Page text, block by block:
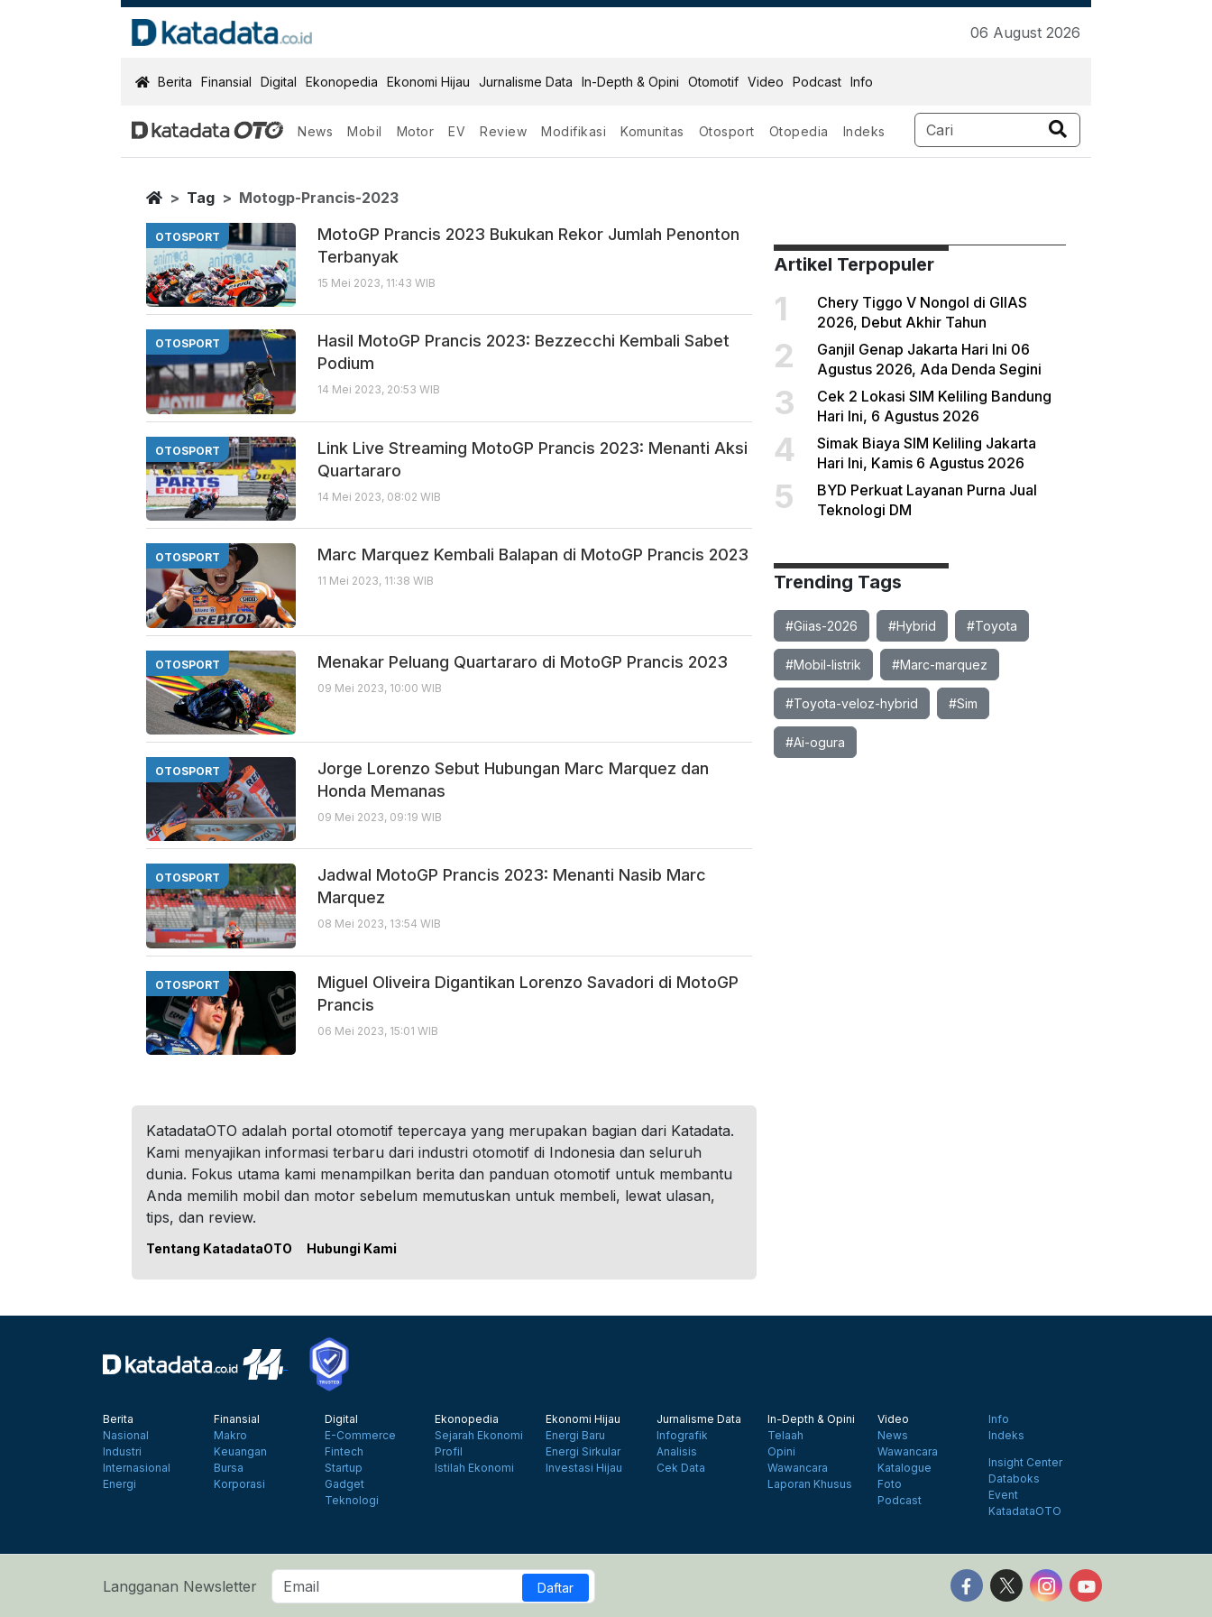
06 August 2026
KatadataOTO
Berita Finansial Digital Ekonopedia Ekonomi Hijau Jurnalisme Data In-Depth & Opini Otomotif Video Podcast Info
News Mobil Motor EV Review Modifikasi Komunitas Otosport Otopedia Indeks
Motogp Prancis 2023
Berita Terbaru
Home
Tag Motogp-Prancis-2023
OTOSPORT
MotoGP Prancis 2023 Bukukan Rekor Jumlah Penonton
Terbanyak
15 Mei 2023, 11:43 WIB
OTOSPORT
Hasil MotoGP Prancis 2023: Bezzecchi Kembali Sabet
Podium
14 Mei 2023, 20:53 WIB
OTOSPORT
Link Live Streaming MotoGP Prancis 2023: Menanti Aksi
Quartararo
14 Mei 2023, 08:02 WIB
OTOSPORT Marc Marquez Kembali Balapan di MotoGP Prancis 2023
11 Mei 2023, 11:38 WIB
OTOSPORT Menakar Peluang Quartararo di MotoGP Prancis 2023
09 Mei 2023, 10:00 WIB
OTOSPORT
Jorge Lorenzo Sebut Hubungan Marc Marquez dan
Honda Memanas
09 Mei 2023, 09:19 WIB
OTOSPORT
Jadwal MotoGP Prancis 2023: Menanti Nasib Marc
Marquez
08 Mei 2023, 13:54 WIB
OTOSPORT
Miguel Oliveira Digantikan Lorenzo Savadori di MotoGP
Prancis
06 Mei 2023, 15:01 WIB
Artikel Terpopuler
1
Chery Tiggo V Nongol di GIIAS
2026, Debut Akhir Tahun
2
Ganjil Genap Jakarta Hari Ini 06
Agustus 2026, Ada Denda Segini
3
Cek 2 Lokasi SIM Keliling Bandung
Hari Ini, 6 Agustus 2026
4
Simak Biaya SIM Keliling Jakarta
Hari Ini, Kamis 6 Agustus 2026
5
BYD Perkuat Layanan Purna Jual
Teknologi DM
Trending Tags
#Giias-2026 #Hybrid #Toyota
#Mobil-listrik #Marc-marquez
#Toyota-veloz-hybrid #Sim
#Ai-ogura
KatadataOTO adalah portal otomotif tepercaya yang merupakan bagian dari Katadata.
Kami menyajikan informasi terbaru dari industri otomotif di Indonesia dan seluruh
dunia. Fokus utama kami menampilkan berita dan panduan otomotif untuk membantu
Anda memilih mobil dan motor sebelum memutuskan untuk membeli, lewat ulasan,
tips, dan review.
Tentang KatadataOTO Hubungi Kami
Berita
Nasional
Industri
Internasional
Energi
Finansial
Makro
Keuangan
Bursa
Korporasi
Digital
E-Commerce
Fintech
Startup
Gadget
Teknologi
Ekonopedia
Sejarah Ekonomi
Profil
Istilah Ekonomi
Ekonomi Hijau
Energi Baru
Energi Sirkular
Investasi Hijau
Jurnalisme Data
Infografik
Analisis
Cek Data
In-Depth & Opini
Telaah
Opini
Wawancara
Laporan Khusus
Video
News
Wawancara
Katalogue
Foto
Podcast
Info
Indeks
Insight Center
Databoks
Event
KatadataOTO
Langganan Newsletter Daftar Follow us on Facebook
Follow us on X
Follow us on
Follow us on